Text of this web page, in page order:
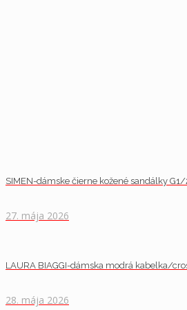
SIMEN-dámske čierne kožené sandálky G1/
27. mája 2026
LAURA BIAGGI-dámska modrá kabelka/
28. mája 2026